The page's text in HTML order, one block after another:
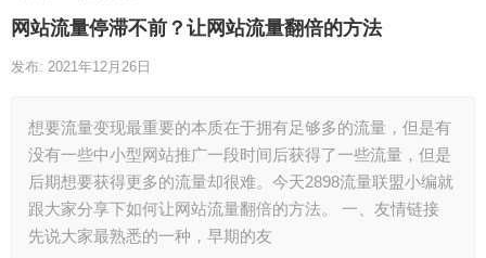
网站流量停滞不前？让网站流量翻倍的方法
发布: 2021年12月26日
想要流量变现最重要的本质在于拥有足够多的流量，但是有
没有一些中小型网站推广一段时间后获得了一些流量，但是
后期想要获得更多的流量却很难。今天2898流量联盟小编就
跟大家分享下如何让网站流量翻倍的方法。 一、友情链接
先说大家最熟悉的一种，早期的友